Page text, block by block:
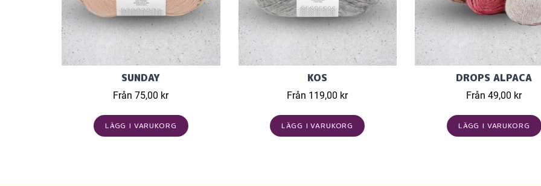
SUNDAY
Från 75,00 kr
LÄGG I VARUKORG
KOS
Från 119,00 kr
LÄGG I VARUKORG
DROPS ALPACA
Från 49,00 kr
LÄGG I VARUKORG